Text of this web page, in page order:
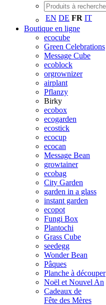
EN DE FR IT
Boutique en ligne
ecocube
Green Celebrations
Message Cube
ecoblock
orgrownizer
airplant
Pflanzy
Birky
ecobox
ecogarden
ecostick
ecocup
ecocan
Message Bean
growtainer
ecobag
City Garden
garden in a glass
instant garden
ecopot
Fungi Box
Plantochi
Grass Cube
seedegg
Wonder Bean
Pâques
Planche à découper
Noël et Nouvel An
Cadeaux de
Fête des Mères